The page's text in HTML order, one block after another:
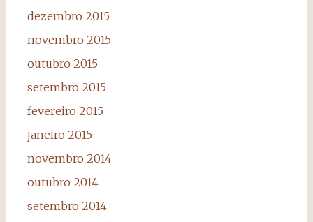
dezembro 2015
novembro 2015
outubro 2015
setembro 2015
fevereiro 2015
janeiro 2015
novembro 2014
outubro 2014
setembro 2014